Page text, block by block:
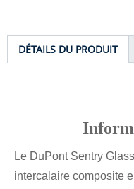
DÉTAILS DU PRODUIT
Le DuPont Sentry
intercalaire composite